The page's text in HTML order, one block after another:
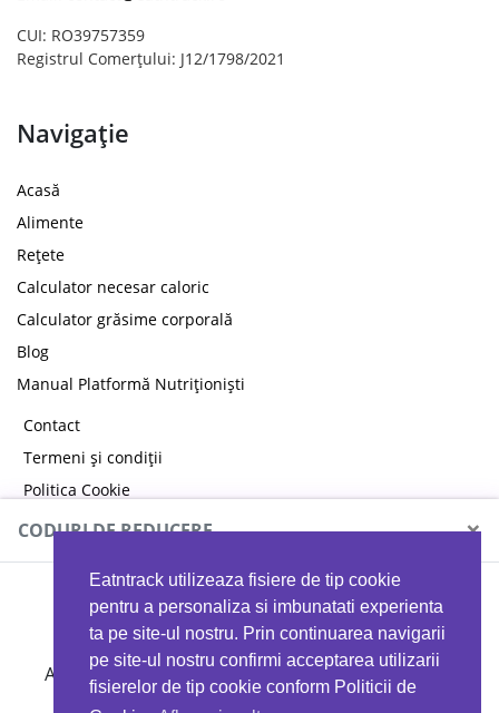
Eatntrack utilizeaza fisiere de tip cookie
pentru a personaliza si imbunatati experienta
ta pe site-ul nostru. Prin continuarea navigarii
pe site-ul nostru confirmi acceptarea utilizarii
fisierelor de tip cookie conform Politicii de
CUI: RO39757359
Registrul Comerțului: J12/1798/2021
Navigație
Acasă
Alimente
Rețete
Calculator necesar caloric
Calculator grăsime corporală
Blog
Manual Platformă Nutriționiști
Contact
Termeni și condiții
Politica Cookie
Politica de confidențialitate
CODURI DE REDUCERE ×
MYPROTEIN
Ai 40%reducere la orice comandă folosind codul
EATTRACK